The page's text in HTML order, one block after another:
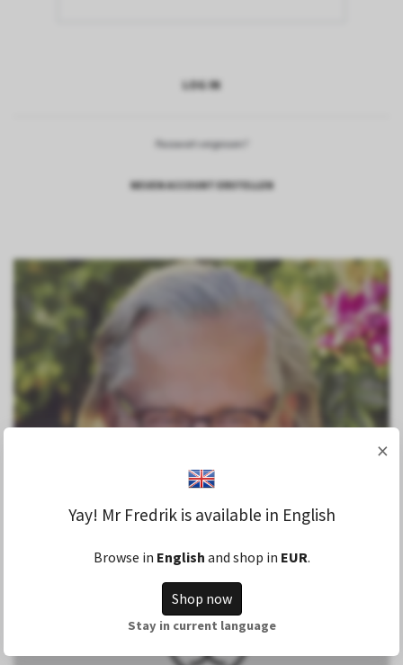
MR FREDRIK, WILLKOMMEN!
Passwort vergessen?
NEUEN ACCOUNT ERSTELLEN
×
Yay! Mr Fredrik is available in English
Browse in English and shop in EUR.
Shop now
Stay in current language